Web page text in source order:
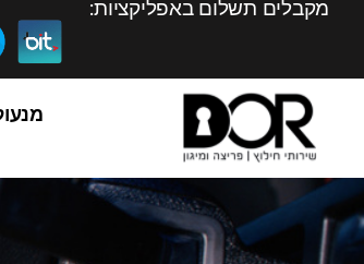
מקבלים תשלום באפליקציות: